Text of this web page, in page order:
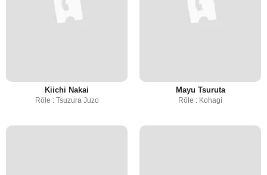
Kiichi Nakai
Rôle : Tsuzura Juzo
Mayu Tsuruta
Rôle : Kohagi